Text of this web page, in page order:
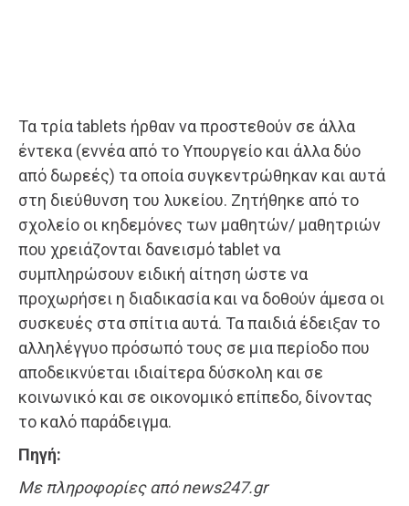
Τα τρία tablets ήρθαν να προστεθούν σε άλλα
έντεκα (εννέα από το Υπουργείο και άλλα δύο
από δωρεές) τα οποία συγκεντρώθηκαν και αυτά
στη διεύθυνση του λυκείου. Ζητήθηκε από το
σχολείο οι κηδεμόνες των μαθητών/ μαθητριών
που χρειάζονται δανεισμό tablet να
συμπληρώσουν ειδική αίτηση ώστε να
προχωρήσει η διαδικασία και να δοθούν άμεσα οι
συσκευές στα σπίτια αυτά. Τα παιδιά έδειξαν το
αλληλέγγυο πρόσωπό τους σε μια περίοδο που
αποδεικνύεται ιδιαίτερα δύσκολη και σε
κοινωνικό και σε οικονομικό επίπεδο, δίνοντας
το καλό παράδειγμα.
Πηγή:
Με πληροφορίες από news247.gr